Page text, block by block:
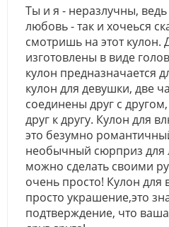
Ты и я - неразлучны,
любовь - так и хочеься
смотришь на этот кулон.
изготовлены в виде
кулон предназначается
кулон для девушки, две
соединены друг с
друг к другу. Кулон для
это безумно
необычный сюрприз
можно сделать своими
очень просто! Кулон для
просто украшение,это
подтверждение, что